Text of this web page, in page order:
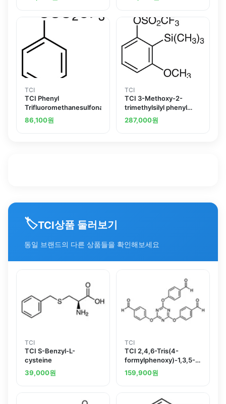
TCI
TCI Phenyl
Trifluoromethanesulfonate
86,100원
TCI
TCI 3-Methoxy-2-
trimethylsilyl phenyl
Trifluoromethanesulfonate
287,000원
🏷️TCI상품 둘러보기
동일 브랜드의 다른 상품들을 확인해보세요
TCI
TCI S-Benzyl-L-
cysteine
39,000원
TCI
TCI 2,4,6-Tris(4-
formylphenoxy)-1,3,5-
triazine
159,900원